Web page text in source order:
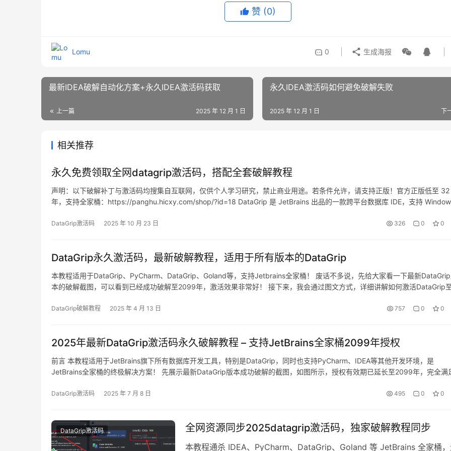
赞 (0)
Lomu 0 生成海报
最新IDEA破解自动化方案+永久IDEA激活码获取
上一篇 2025 年 12 月 1 日
永久IDEA激活码如何避免破解失败
下
2025 年 12 月 1 日
相关推荐
永久免费领取全网datagrip激活码，搭配全套破解教程
声明：以下破解补丁与激活码均搜集自互联网，仅供个人学习研究，禁止商业用途。若条件允许，请支持正版！官方正版低至
年，支持全家桶：https://panghu.hicxy.com/shop/?id=18 DataGrip 是 JetBrains 出品的一款跨平台数据库 IDE，支持
DataGrip激活码 2025 年 10 月 23 日 326 0 0
DataGrip永久激活码，最新破解教程，适用于所有版本的DataGrip
本教程适用于DataGrip、PyCharm、DataGrip、Goland等，支持Jetbrains全家桶！ 废话不多说，先给大家看一下最新
本的破解截图，可以看到已经成功破解至2099年，激活效果非常好！ 接下来，我会通过图文方式，详细讲解如何激活DataGrip
DataGrip破解教程 2025 年 4 月 13 日 757 0 0
2025年最新DataGrip激活码永久破解教程 – 支持JetBrains全家桶2099年授权
前言 本教程适用于JetBrains旗下所有数据库开发工具，特别是DataGrip，同时也支持PyCharm、IDEA等其他开发环境，是
JetBrains全家桶的终极解决方案！ 先展示最新DataGrip版本成功破解的截图，如图所示，授权有效期已延长至2099年，完全满
DataGrip激活码 2025 年 7 月 8 日 495 0 0
DataGrip激活码 全网资源同步2025datagrip激活码，独家破解教程同步
本教程通杀 IDEA、PyCharm、DataGrip、Goland 等 JetBrains 全家桶